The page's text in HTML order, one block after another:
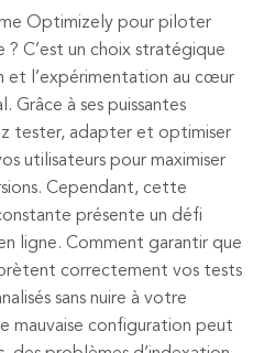
Optimizely pour piloter
C’est un choix stratégique
et l’expérimentation au cœur
à ses puissantes
tester, adapter et optimiser
utilisateurs pour maximiser
Cependant, cette
présente un défi
ligne. Comment garantir que
correctement vos tests
sans nuire à votre
mauvaise configuration peut